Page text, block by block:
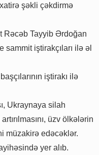
şəkli çəkdirmə
Rəcəb Tayyib Ərdoğan
iştirakçıları ilə əl
iştirakı ilə
Ukraynaya silah
üzv ölkələrin
müzakirə edəcəklər.
yer alıb.